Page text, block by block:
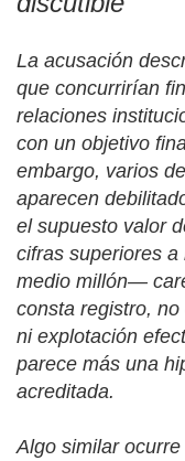
La acusación
que concurrirían
relaciones
con un objetivo
embargo, varios
aparecen
el supuesto valor
cifras superiores
medio millón—
consta registro,
ni explotación
parece más una
acreditada.
Algo similar